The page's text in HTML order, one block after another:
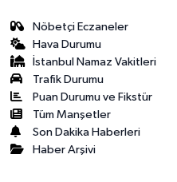
Nöbetçi Eczaneler
Hava Durumu
İstanbul Namaz Vakitleri
Trafik Durumu
Puan Durumu ve Fikstür
Tüm Manşetler
Son Dakika Haberleri
Haber Arşivi